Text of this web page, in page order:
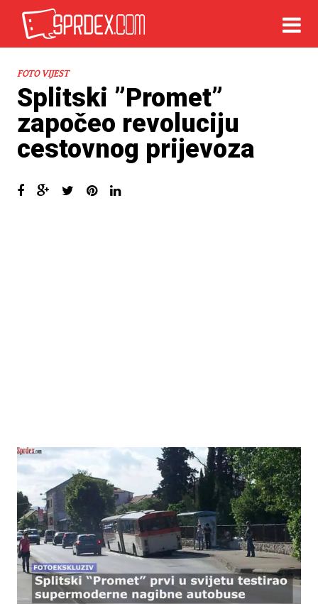
FOTO VIJEST
Splitski ”Promet”
započeo revoluciju
cestovnog prijevoza